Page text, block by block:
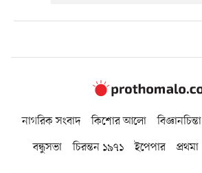
নাগরিক সংবাদ কিশোর আলো বিজ্ঞানচিন্তা
বন্ধুসভা
চিরন্তন ১৯৭১ ইপেপার প্রথমা